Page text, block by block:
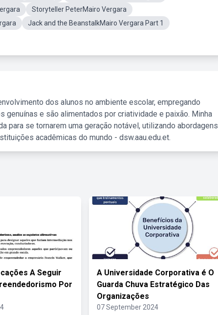
Storyteller PeterMairo Vergara
Jack and the BeanstalkMairo Vergara Part 1
dos alunos no ambiente escolar, empregando
e são alimentados por criatividade e paixão. Minha
para se tornarem uma geração notável, utilizando abordagens
acadêmicas do mundo - dsw.aau.edu.et.
A Seguir
Por
A Universidade Corporativa é O
Guarda Chuva Estratégico Das
Organizações
07 September 2024